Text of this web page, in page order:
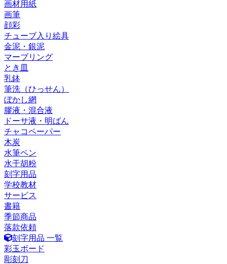
画材用紙
画筆
顔彩
チューブ入り絵具
金泥・銀泥
マーブリング
とき皿
乳鉢
筆洗（ひっせん）
ぼかし網
膠液・混合液
ドーサ液・明ばん
チャコペーパー
木炭
水筆ペン
水干胡粉
刻字用品
学校教材
サービス
書籍
季節商品
落款依頼
刻字用品 一覧
彩玉ボード
彫刻刀